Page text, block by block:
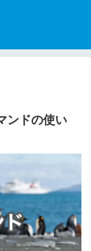
ンドの使い